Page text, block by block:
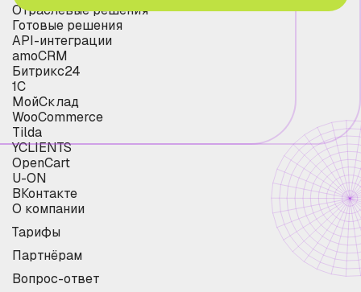
Отраслевые решения
Готовые решения
API-интеграции
amoCRM
Битрикс24
1С
МойСклад
WooCommerce
Tilda
YCLIENTS
OpenCart
U-ON
ВКонтакте
О компании
Тарифы
Партнёрам
Вопрос-ответ